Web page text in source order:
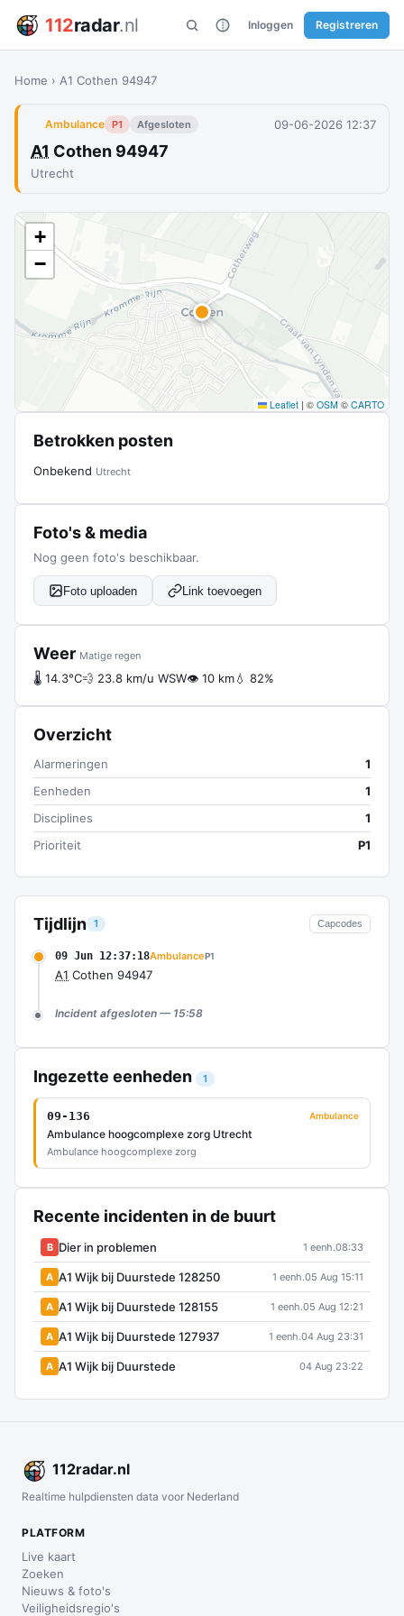
112radar.nl Inloggen Registreren
Home › A1 Cothen 94947
Ambulance P1 Afgesloten 09-06-2026 12:37
A1 Cothen 94947
Utrecht
Tijdlijn 1 Capcodes
09 Jun 12:37:18AmbulanceP1
A1 Cothen 94947
Incident afgesloten — 15:58
Ingezette eenheden 1
09-136 Ambulance
Ambulance hoogcomplexe zorg Utrecht
Ambulance hoogcomplexe zorg
Recente incidenten in de buurt
B Dier in problemen 1 eenh.08:33
A A1 Wijk bij Duurstede 128250 1 eenh.05 Aug 15:11
A A1 Wijk bij Duurstede 128155 1 eenh.05 Aug 12:21
A A1 Wijk bij Duurstede 127937 1 eenh.04 Aug 23:31
A A1 Wijk bij Duurstede 04 Aug 23:22
+
−
Leaflet | © OSM © CARTO
Betrokken posten
Onbekend Utrecht
Foto's & media
Nog geen foto's beschikbaar.
Foto uploaden Link toevoegen
Weer Matige regen
🌡 14.3°C💨 23.8 km/u WSW👁 10 km💧 82%
Overzicht
Alarmeringen
1
Eenheden
1
Disciplines
1
Prioriteit
P1
112radar.nl
Realtime hulpdiensten data voor Nederland
PLATFORM
Live kaart
Zoeken
Nieuws & foto's
Veiligheidsregio's